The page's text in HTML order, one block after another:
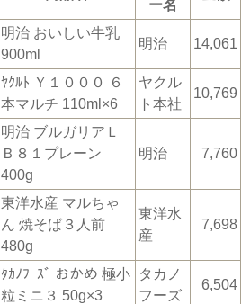
ー名
明治 おいしい牛乳
900ml
明治 14,061
ﾔｸﾙﾄ Ｙ１０００ ６
本マルチ 110ml×6
ヤクル
ト本社
10,769
明治 ブルガリアＬ
Ｂ８１プレーン
400g
明治 7,760
東洋水産 マルちゃ
ん 焼そば３人前
480g
東洋水
産
7,698
ﾀｶﾉﾌｰｽﾞ おかめ 極小
粒ミニ３ 50g×3
タカノ
フーズ
6,504